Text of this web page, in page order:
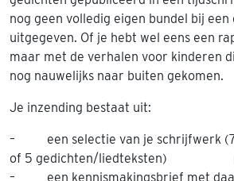
nog geen volledig eigen bundel bij
uitgegeven. Of je hebt wel eens een
maar met de verhalen voor kinderen
nog nauwelijks naar buiten gekomen.
Je inzending bestaat uit:
– een selectie van je schrijfwerk
of 5 gedichten/liedteksten)
– een kennismakingsbrief met